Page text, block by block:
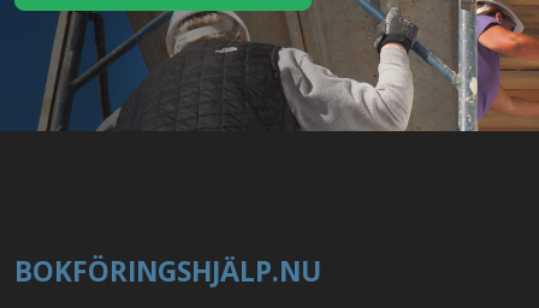
BOKFÖRINGSHJÄLP.NU